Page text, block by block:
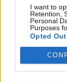
I want to
Retention,
Personal
Purposes
Opted Out